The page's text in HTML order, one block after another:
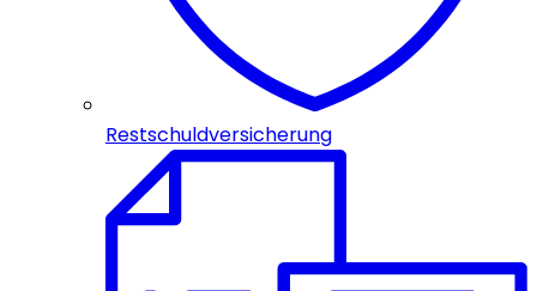
Restschuldversicherung